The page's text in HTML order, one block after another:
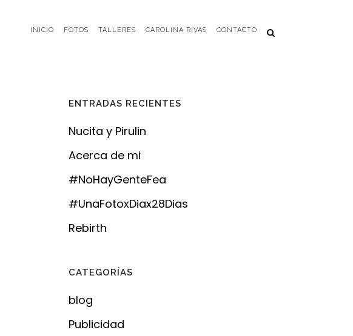
INICIO FOTOS TALLERES CAROLINA RIVAS CONTACTO
ENTRADAS RECIENTES
Nucita y Pirulin
Acerca de mi
#NoHayGenteFea
#UnaFotoxDiax28Dias
Rebirth
CATEGORÍAS
blog
Publicidad